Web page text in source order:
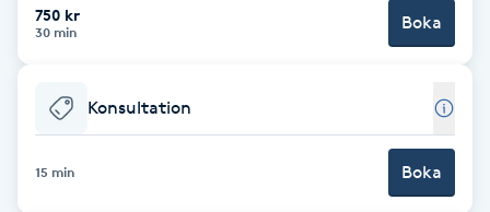
Funktionsanalys
Färgning
750 kr
30 min Boka
Konsultation
15 min Boka